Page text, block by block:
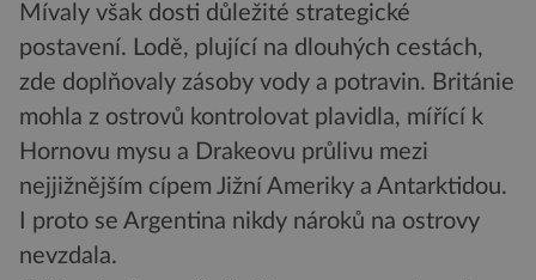
Mívaly však dosti důležité strategické
postavení. Lodě, plující na dlouhých cestách,
zde doplňovaly zásoby vody a potravin. Británie
mohla z ostrovů kontrolovat plavidla, mířící k
Hornovu mysu a Drakeovu průlivu mezi
nejjižnějším cípem Jižní Ameriky a Antarktidou.
I proto se Argentina nikdy nároků na ostrovy
nevzdala.